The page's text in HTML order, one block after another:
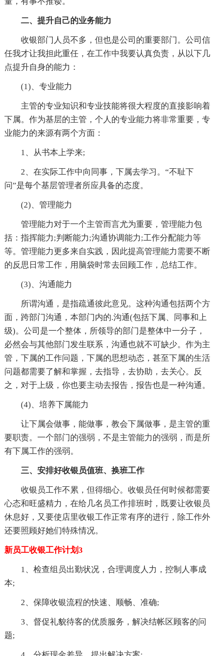
二、提升自己的业务能力
收银部门人员不多，但也是公司的重要部门。公司信
任我才让我担此重任，在工作中我要认真负责，从以下几
点提升自身的能力：
(1)、专业能力
主管的专业知识和专业技能将很大程度的直接影响着
下属。作为基层的主管，个人的专业能力将非常重要，专
业能力的来源有两个方面：
1、从书本上学来;
2、在实际工作中向同事，下属去学习。“不耻下
问”是每个基层管理者所应具备的态度。
(2)、管理能力
管理能力对于一个主管而言尤为重要，管理能力包
括：指挥能力;判断能力;沟通协调能力;工作分配能力等
等。管理能力更多来自实践，因此提高管理能力需要不断
的反思日常工作，用脑袋时常去回顾工作，总结工作。
(3)、沟通能力
所谓沟通，是指疏通彼此意见。这种沟通包括两个方
面，跨部门沟通，本部门内的.沟通(包括下属、同事和上
级)。公司是一个整体，所领导的部门是整体中一分子，
必然会与其他部门发生联系，沟通也就不可缺少。作为主
管，下属的工作问题，下属的思想动态，甚至下属的生活
问题都需要了解和掌握，去指导，去协助，去关心。反
之，对于上级，你也要主动去报告，报告也是一种沟通。
(4)、培养下属能力
让下属会做事，能做事，教会下属做事，是主管的重
要职责。一个部门的强弱，不是主管能力的强弱，而是所
有下属工作的强弱。
三、安排好收银员值班、换班工作
收银员工作不累，但得细心。收银员任何时候都需要
心态和旺盛精力，在给几名员工作排班时，既要让收银员
休息好，又要使店里收银工作正常有序的进行，除工作外
还要照顾好她们特殊情况。
新员工收银工作计划3
1、检查组员出勤状况，合理调度人力，控制人事成
本;
2、保障收银流程的快速、顺畅、准确;
3、督促礼貌待客的优质服务，解决结帐区顾客的问
题;